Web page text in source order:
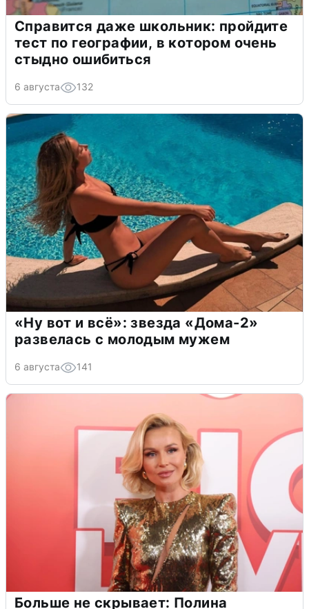
Справится даже школьник: пройдите
тест по географии, в котором очень
стыдно ошибиться
6 августа 132
«Ну вот и всё»: звезда «Дома-2»
развелась с молодым мужем
6 августа 141
Больше не скрывает: Полина